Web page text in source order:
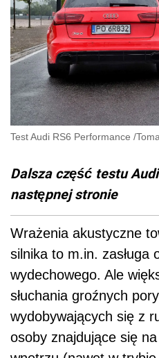
Test Audi RS6 Performance /
Dalsza część testu
następnej stronie
Wrażenia akustyczne
silnika to m.in. zasługa
wydechowego. Ale
słuchania groźnych
wydobywających się z
osoby znajdujące się